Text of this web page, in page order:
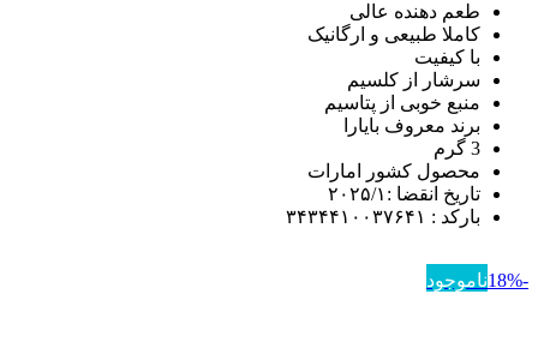
طعم دهنده عالی
کاملا طبیعی و ارگانیک
با کیفیت
سرشار از کلسیم
منبع خوبی از پتاسیم
برند معروف بایارا
3 گرم
محصول کشور امارات
تاریخ انقضا :۲۰۲۵/۱
بارکد : ۳۴۳۴۴۱۰۰۳۷۶۴۱
-18% ناموجود